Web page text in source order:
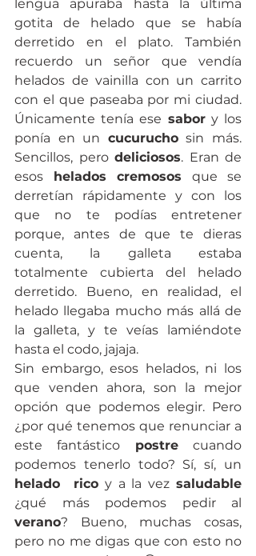
lengua apuraba hasta la última
gotita de helado que se había
derretido en el plato. También
recuerdo un señor que vendía
helados de vainilla con un carrito
con el que paseaba por mi ciudad.
Únicamente tenía ese sabor y los
ponía en un cucurucho sin más.
Sencillos, pero deliciosos. Eran de
esos
helados cremosos que se
derretían rápidamente y con los
que no te podías entretener
porque, antes de que te dieras
cuenta, la galleta estaba
totalmente cubierta del helado
derretido. Bueno, en realidad, el
helado llegaba mucho más allá de
la galleta, y te veías lamiéndote
hasta el codo, jajaja.
Sin embargo, esos helados, ni los
que venden ahora, son la mejor
opción que podemos elegir. Pero
¿por qué tenemos que renunciar a
este fantástico postre cuando
helado  rico y a la vez saludable
verano? Bueno, muchas cosas,
pero no me digas que con esto no